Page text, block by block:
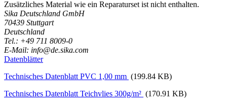
Zusätzliches Material wie ein Reparaturset ist nicht enthalten.
Sika Deutschland GmbH
70439 Stuttgart
Deutschland
Tel.: +49 711 8009-0
E-Mail: info@de.sika.com
Datenblätter
Technisches Datenblatt PVC 1,00 mm (199.84 KB)
Technisches Datenblatt Teichvlies 300g/m² (170.91 KB)